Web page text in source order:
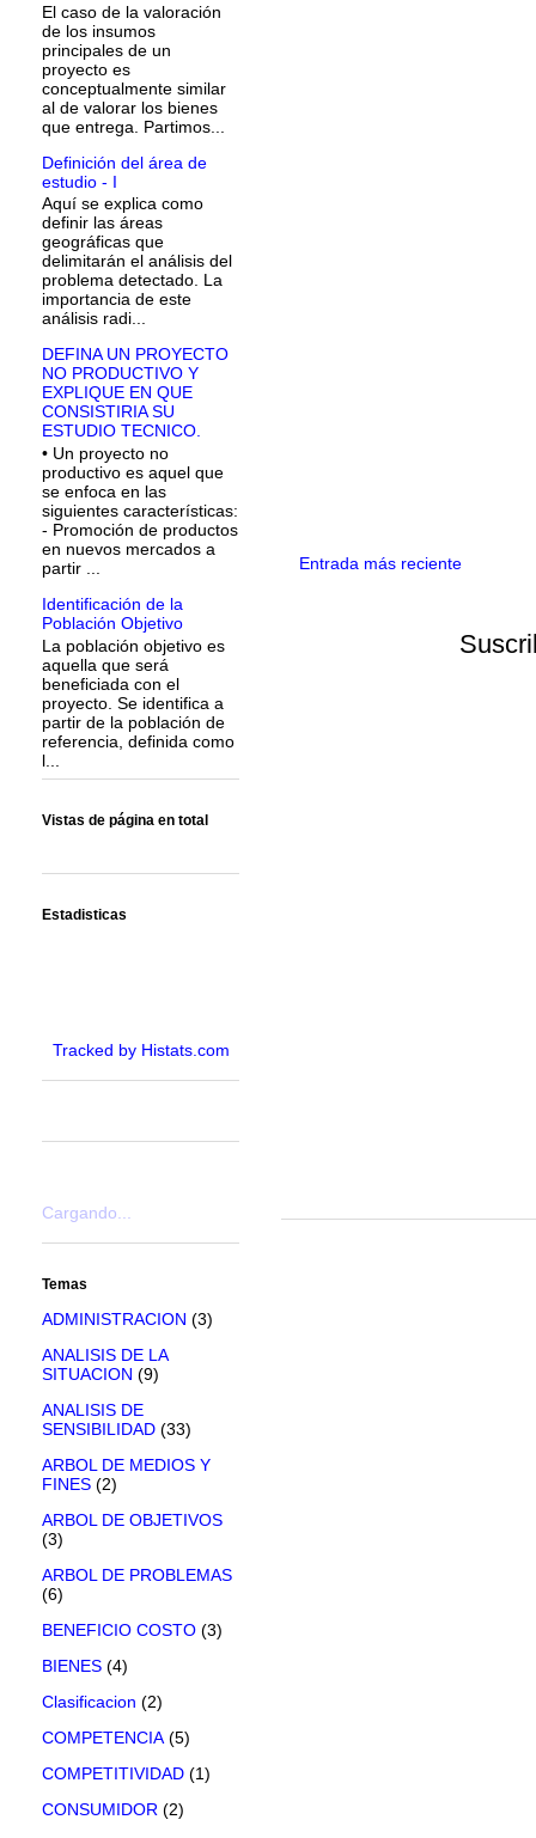
Entrada más reciente
El caso de la valoración
de los insumos
principales de un
proyecto es
conceptualmente similar
al de valorar los bienes
que entrega. Partimos...
Definición del área de
estudio - I
Aquí se explica como
definir las áreas
geográficas que
delimitarán el análisis del
problema detectado. La
importancia de este
análisis radi...
DEFINA UN PROYECTO
NO PRODUCTIVO Y
EXPLIQUE EN QUE
CONSISTIRIA SU
ESTUDIO TECNICO.
• Un proyecto no
productivo es aquel que
se enfoca en las
siguientes características:
- Promoción de productos
en nuevos mercados a
partir ...
Identificación de la
Población Objetivo
La población objetivo es
aquella que será
beneficiada con el
proyecto. Se identifica a
partir de la población de
referencia, definida como
l...
Vistas de página en total
Estadisticas
Tracked by Histats.com
Cargando...
Temas
ADMINISTRACION (3)
ANALISIS DE LA
SITUACION (9)
ANALISIS DE
SENSIBILIDAD (33)
ARBOL DE MEDIOS Y
FINES (2)
ARBOL DE OBJETIVOS
(3)
ARBOL DE PROBLEMAS
(6)
BENEFICIO COSTO (3)
BIENES (4)
Clasificacion (2)
COMPETENCIA (5)
COMPETITIVIDAD (1)
CONSUMIDOR (2)